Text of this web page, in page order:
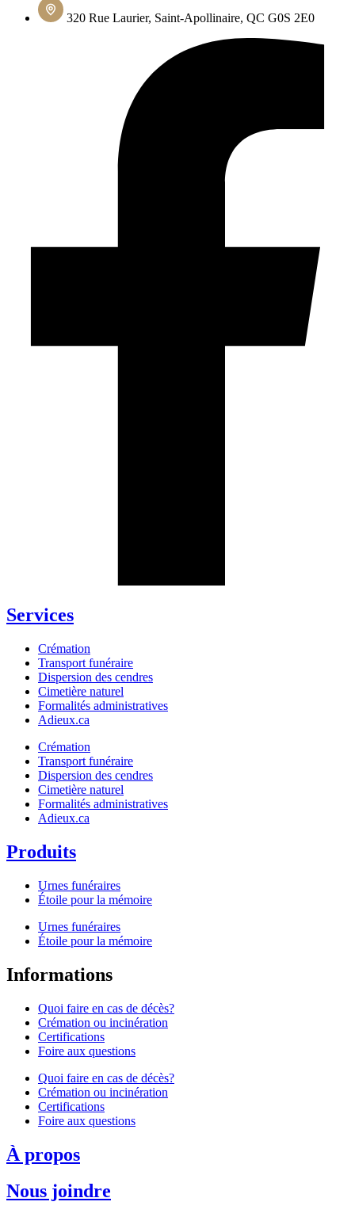
320 Rue Laurier, Saint-Apollinaire, QC G0S 2E0
Services
Crémation
Transport funéraire
Dispersion des cendres
Cimetière naturel
Formalités administratives
Adieux.ca
Crémation
Transport funéraire
Dispersion des cendres
Cimetière naturel
Formalités administratives
Adieux.ca
Produits
Urnes funéraires
Étoile pour la mémoire
Urnes funéraires
Étoile pour la mémoire
Informations
Quoi faire en cas de décès?
Crémation ou incinération
Certifications
Foire aux questions
Quoi faire en cas de décès?
Crémation ou incinération
Certifications
Foire aux questions
À propos
Nous joindre